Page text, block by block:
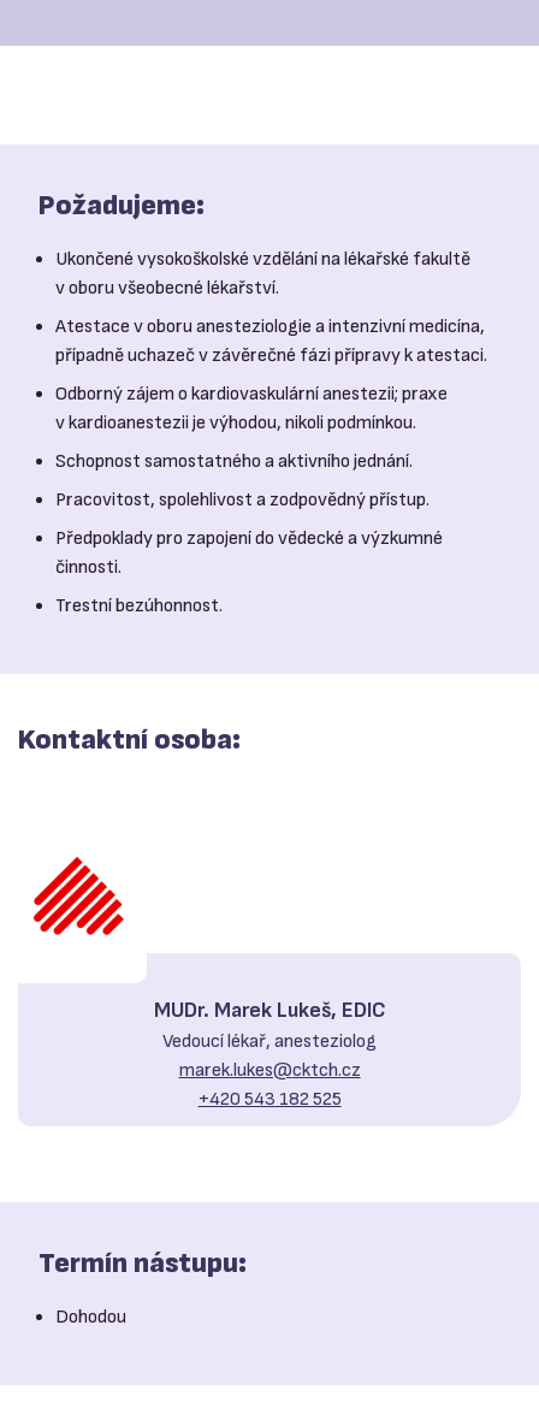
Požadujeme:
Ukončené vysokoškolské vzdělání na lékařské fakultě
v oboru všeobecné lékařství.
Atestace v oboru anesteziologie a intenzivní medicína,
případně uchazeč v závěrečné fázi přípravy k atestaci.
Odborný zájem o kardiovaskulární anestezii; praxe
v kardioanestezii je výhodou, nikoli podmínkou.
Schopnost samostatného a aktivního jednání.
Pracovitost, spolehlivost a zodpovědný přístup.
Předpoklady pro zapojení do vědecké a výzkumné
činnosti.
Trestní bezúhonnost.
Kontaktní osoba:
MUDr. Marek Lukeš, EDIC
Vedoucí lékař, anesteziolog
marek.lukes@cktch.cz
+420 543 182 525
Termín nástupu:
Dohodou